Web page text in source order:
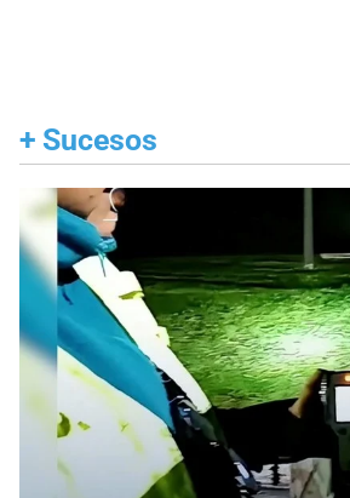
+ Sucesos